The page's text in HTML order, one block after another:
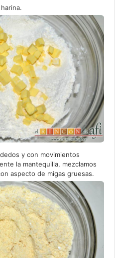
y con movimientos
la mantequilla, mezclamos
aspecto de migas gruesas.